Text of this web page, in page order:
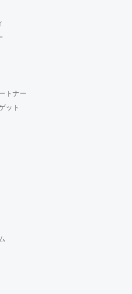
トナー
ット